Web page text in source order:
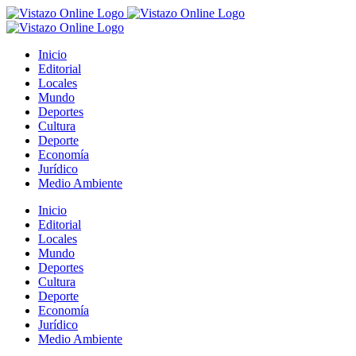
Saltar
al
Inicio
Editorial
Locales
Mundo
Deportes
Cultura
Deporte
Economía
Jurídico
Medio Ambiente
Inicio
Editorial
Locales
Mundo
Deportes
Cultura
Deporte
Economía
Jurídico
Medio Ambiente